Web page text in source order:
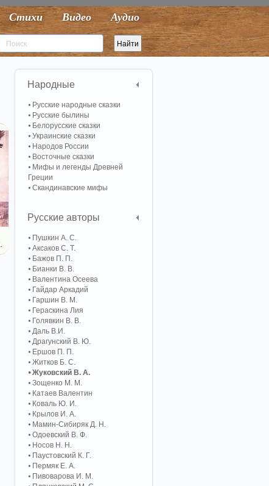
Стихи Видео Аудио
Народные
Русские народные сказки
Русские былины
Белорусские сказки
Украинские сказки
Народов России
Восточные сказки
Мифы и легенды Древней
Греции
Скандинавские мифы
Русские авторы
Пушкин А. С.
Аксаков С. Т.
Бажов П. П.
Бианки В. В.
Валентина Осеева
Гайдар Аркадий
Гаршин В. М.
Гераскина Лия
Голявкин В. В.
Даль В.И.
Драгунский В. Ю.
Ершов П. П.
Житков Б. С.
Жуковский В. А.
Зощенко М. М.
Катаев Валентин
Коваль Ю. И.
Крылов И. А.
Мамин-Сибиряк Д. Н.
Одоевский В. Ф.
Носов Н. Н.
Паустовский К. Г.
Пермяк Е. А.
Пивоварова И. М.